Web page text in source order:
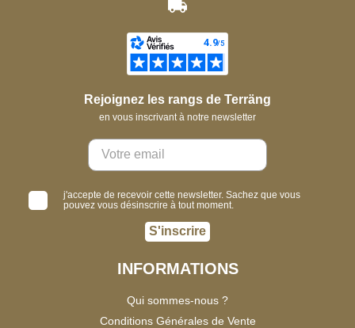
Rejoignez les rangs de Terräng
en vous inscrivant à notre newsletter
j'accepte de recevoir cette newsletter. Sachez que vous
pouvez vous désinscrire à tout moment.
S'inscrire
INFORMATIONS
Qui sommes-nous ?
Conditions Générales de Vente